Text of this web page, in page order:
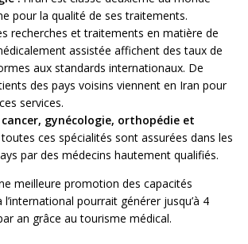
pour la qualité de ses traitements.
recherches et traitements en matière de
assistée affichent des taux de
aux standards internationaux. De
des pays voisins viennent en Iran pour
services.
gynécologie, orthopédie et
toutes ces spécialités sont assurées dans les
par des médecins hautement qualifiés.
meilleure promotion des capacités
l’international pourrait générer jusqu’à 4
an grâce au tourisme médical.